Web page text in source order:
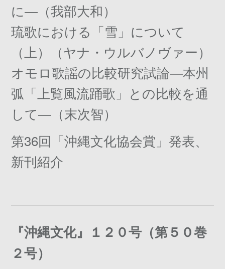
に―（我部大和）
琉歌における「雪」について
（上）（ヤナ・ウルバノヴァー）
オモロ歌謡の比較研究試論―本州
弧「上覧風流踊歌」との比較を通
して―（末次智）
第36回「沖縄文化協会賞」発表、
新刊紹介
『沖縄文化』１２０号（第５０巻
２号）